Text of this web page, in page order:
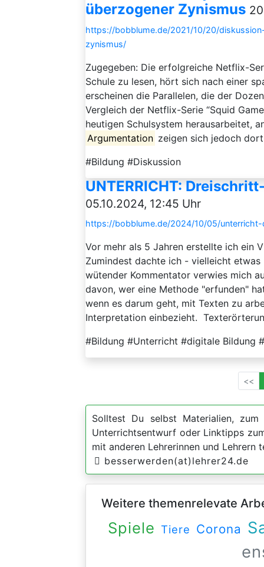
überzogener Zynismus
https://bobblume.de/2021/10/20/
zynismus/
Zugegeben: Die erfolgreiche Netflix-
Schule zu lesen, hört sich nach einer
erscheinen die Parallelen, die der
Vergleich der Netflix-Serie “Squid
heutigen Schulsystem herausarbeitet,
Argumentation zeigen sich jedoch
#Bildung #Diskussion
UNTERRICHT:
05.10.2024, 12:45 Uhr
https://bobblume.de/2024/10/05/
Vor mehr als 5 Jahren erstellte ich ein
Zumindest dachte ich - vielleicht
wütender Kommentator verwies mich
davon, wer eine Methode "erfunden"
wenn es darum geht, mit Texten zu
Interpretation einbezieht.
#Bildung #Unterricht #digitale Bildung
<<
Solltest Du selbst Materialien,
Unterrichtsentwurf oder Linktipps
mit anderen Lehrerinnen und Lehrern
besserwerden(at)lehrer24.de
Weitere themenrelevate
Spiele Tiere Corona